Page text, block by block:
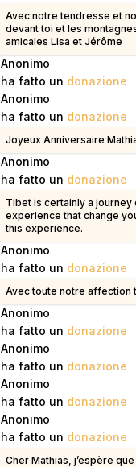
Avec notre tendresse et
devant toi et les
amicales Lisa et Jérôme
Anonimo
ha fatto un donazione
Anonimo
ha fatto un donazione
Joyeux Anniversaire
Anonimo
ha fatto un donazione
Tibet is certainly a
experience that change
this experience.
Anonimo
ha fatto un donazione
Avec toute notre affection
Anonimo
ha fatto un donazione
Anonimo
ha fatto un donazione
Anonimo
ha fatto un donazione
Anonimo
ha fatto un donazione
Cher Mathias, j’espère